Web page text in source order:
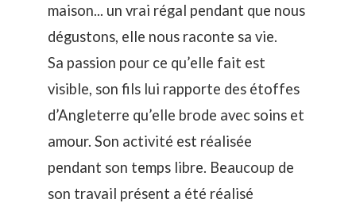
maison... un vrai régal pendant que nous
dégustons, elle nous raconte sa vie.
Sa passion pour ce qu’elle fait est
visible, son fils lui rapporte des étoffes
d’Angleterre qu’elle brode avec soins et
amour. Son activité est réalisée
pendant son temps libre. Beaucoup de
son travail présent a été réalisé